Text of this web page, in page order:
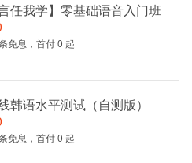
语DELF-DALF考试证书的领
时关注邮件！
DALF考试时间、考点信息、入
取等最新信息可以关注我们的公
相关信息。
任我学】零基础语音入门班
免息，首付 0 起
韩语水平测试（自测版）
免息，首付 0 起